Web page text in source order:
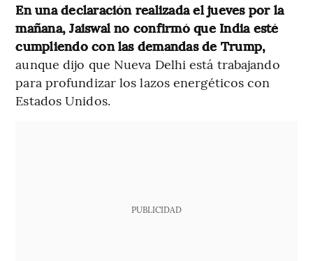
En una declaración realizada el jueves por la
mañana, Jaiswal no confirmó que India esté
cumpliendo con las demandas de Trump,
aunque dijo que Nueva Delhi está trabajando
para profundizar los lazos energéticos con
Estados Unidos.
PUBLICIDAD